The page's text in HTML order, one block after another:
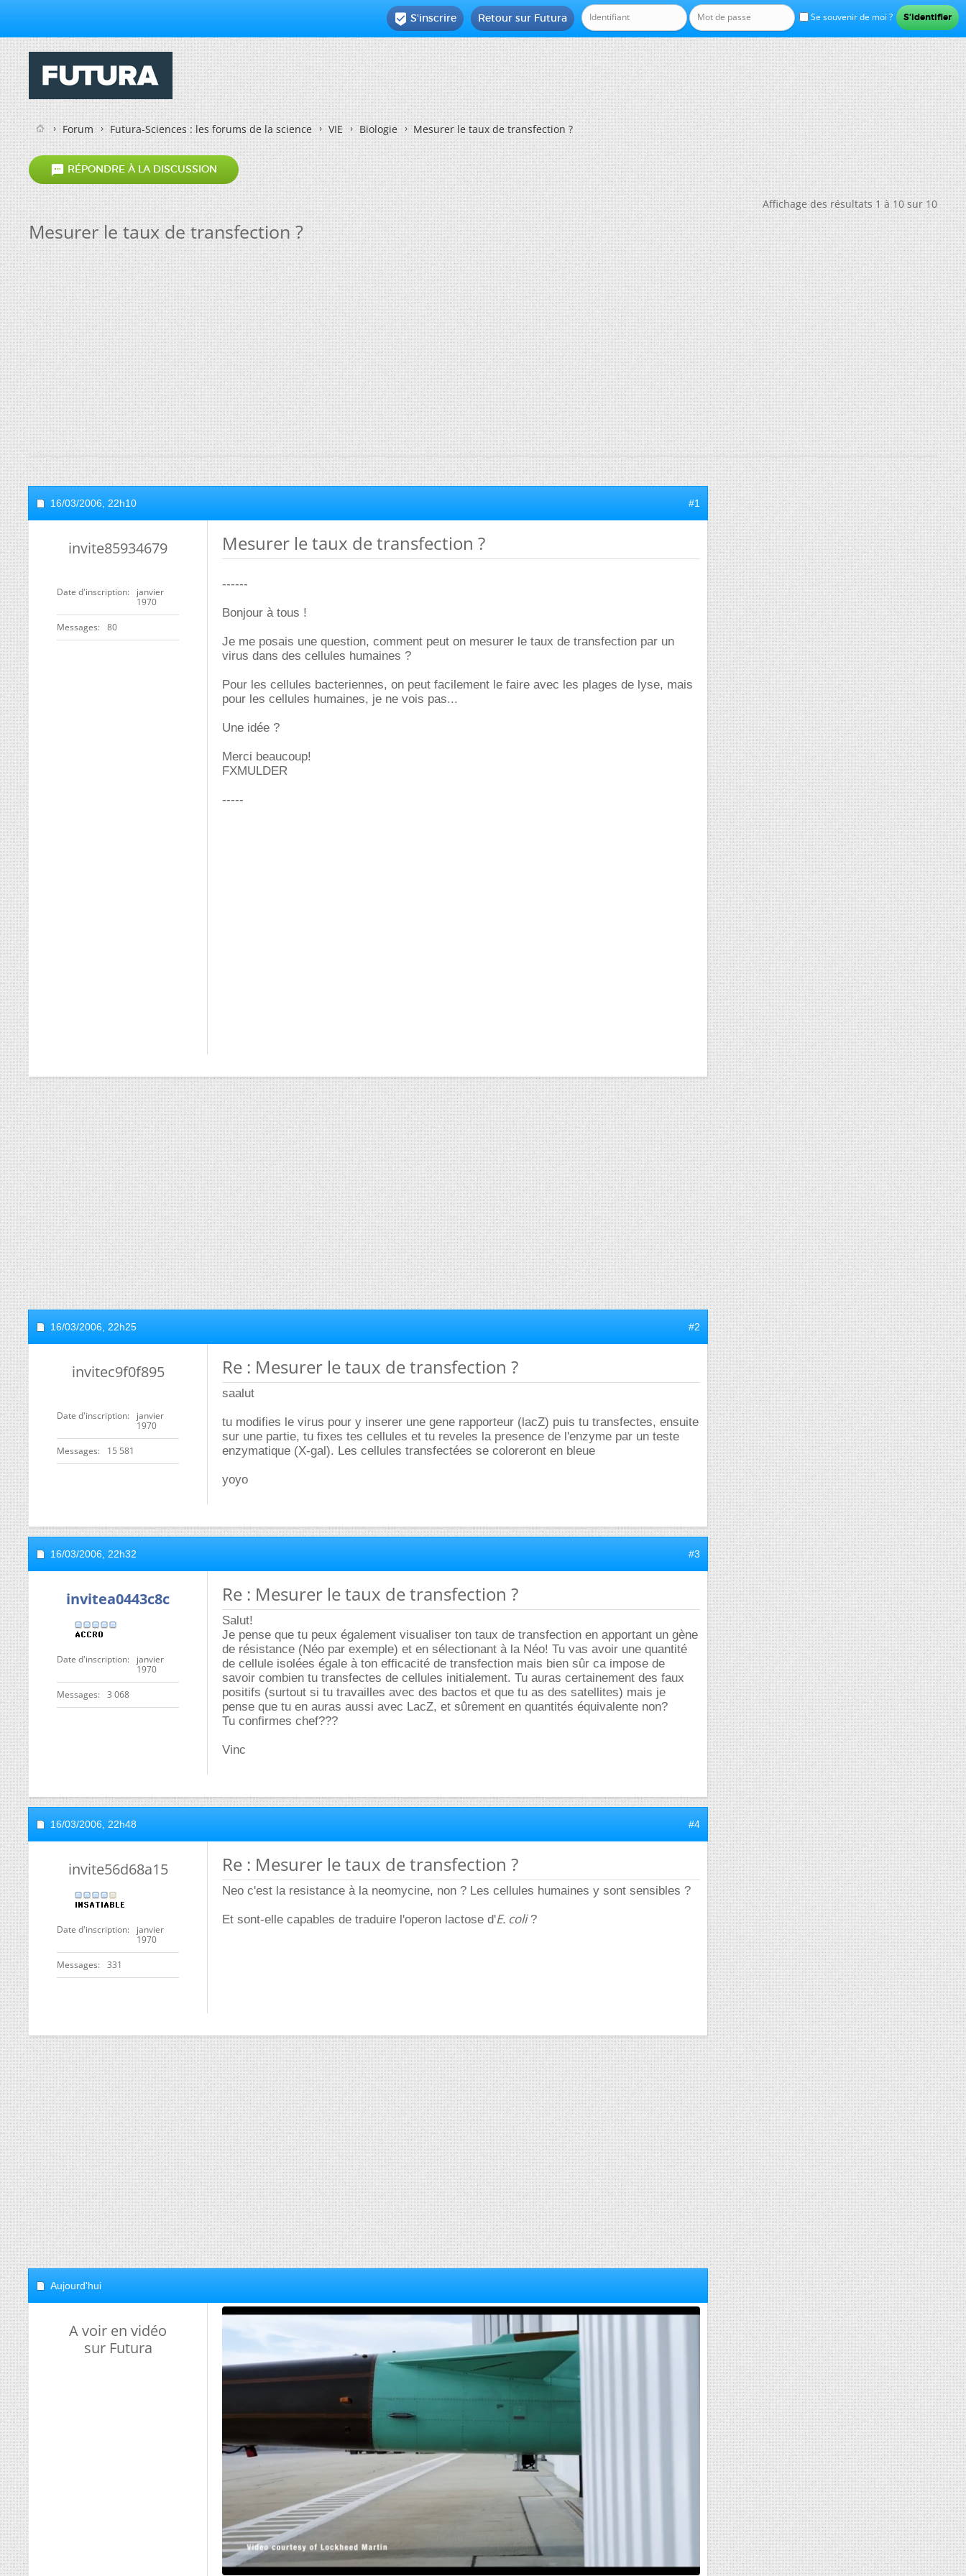
Se souvenir de moi ?
Retour sur Futura
 S'inscrire
Forum Futura-Sciences : les forums de la science VIE Biologie Mesurer le taux de transfection ?
 RÉPONDRE À LA DISCUSSION
Affichage des résultats 1 à 10 sur 10
Mesurer le taux de transfection ?
16/03/2006, 22h10 #1
invite85934679
Date d'inscription
janvier
1970
Messages 80
Mesurer le taux de transfection ?
------
Bonjour à tous !
Je me posais une question, comment peut on mesurer le taux de transfection par un
virus dans des cellules humaines ?
Pour les cellules bacteriennes, on peut facilement le faire avec les plages de lyse, mais
pour les cellules humaines, je ne vois pas...
Une idée ?
Merci beaucoup!
FXMULDER
-----
16/03/2006, 22h25 #2
invitec9f0f895
Date d'inscription
janvier
1970
Messages 15 581
Re : Mesurer le taux de transfection ?
saalut
tu modifies le virus pour y inserer une gene rapporteur (lacZ) puis tu transfectes, ensuite
sur une partie, tu fixes tes cellules et tu reveles la presence de l'enzyme par un teste
enzymatique (X-gal). Les cellules transfectées se coloreront en bleue
yoyo
16/03/2006, 22h32 #3
invitea0443c8c
Date d'inscription
janvier
1970
Messages 3 068
Re : Mesurer le taux de transfection ?
Salut!
Je pense que tu peux également visualiser ton taux de transfection en apportant un gène
de résistance (Néo par exemple) et en sélectionant à la Néo! Tu vas avoir une quantité
de cellule isolées égale à ton efficacité de transfection mais bien sûr ca impose de
savoir combien tu transfectes de cellules initialement. Tu auras certainement des faux
positifs (surtout si tu travailles avec des bactos et que tu as des satellites) mais je
pense que tu en auras aussi avec LacZ, et sûrement en quantités équivalente non?
Tu confirmes chef???
Vinc
16/03/2006, 22h48 #4
invite56d68a15
Date d'inscription
janvier
1970
Messages 331
Re : Mesurer le taux de transfection ?
Neo c'est la resistance à la neomycine, non ? Les cellules humaines y sont sensibles ?
Et sont-elle capables de traduire l'operon lactose d'E. coli?
Aujourd'hui
A voir en vidéo
sur Futura